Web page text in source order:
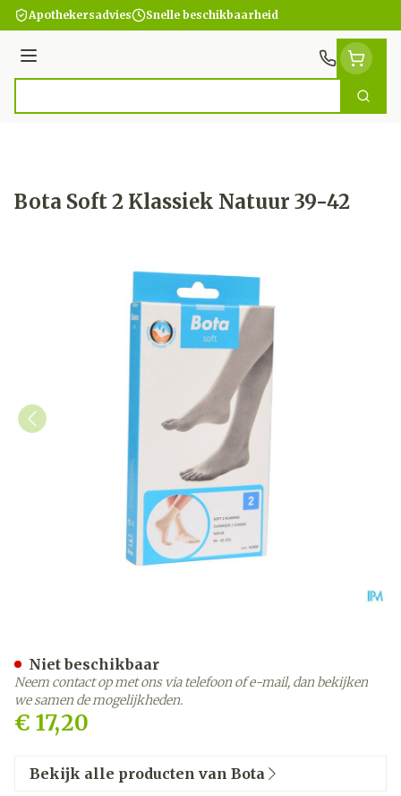
Ga naar de inhoud
Apothekersadvies Snelle beschikbaarheid
Menu
Zoek
Bota Soft 2 Klassiek Natuur 39-42
€ 17,20
Niet beschikbaar
Neem contact op met ons via telefoon of e-mail, dan bekijken
we samen de mogelijkheden.
Bekijk alle producten van Bota